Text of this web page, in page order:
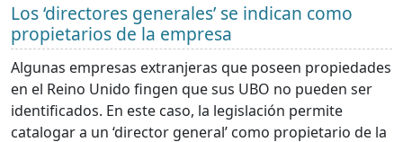
Los ‘directores generales’ se indican como
propietarios de la empresa
Algunas empresas extranjeras que poseen propiedades
en el Reino Unido fingen que sus UBO no pueden ser
identificados. En este caso, la legislación permite
catalogar a un ‘director general’ como propietario de la